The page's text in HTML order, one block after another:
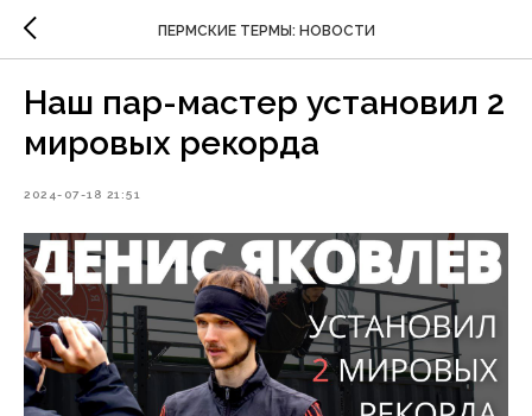
ПЕРМСКИЕ ТЕРМЫ: НОВОСТИ
Наш пар-мастер установил 2
мировых рекорда
2024-07-18 21:51